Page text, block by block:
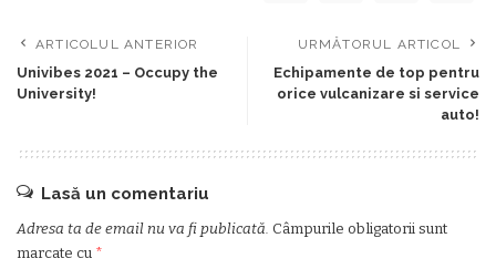
ARTICOLUL ANTERIOR
Univibes 2021 – Occupy the
University!
URMĂTORUL ARTICOL
Echipamente de top pentru
orice vulcanizare si service
auto!
Lasă un comentariu
Adresa ta de email nu va fi publicată. Câmpurile obligatorii sunt
marcate cu *